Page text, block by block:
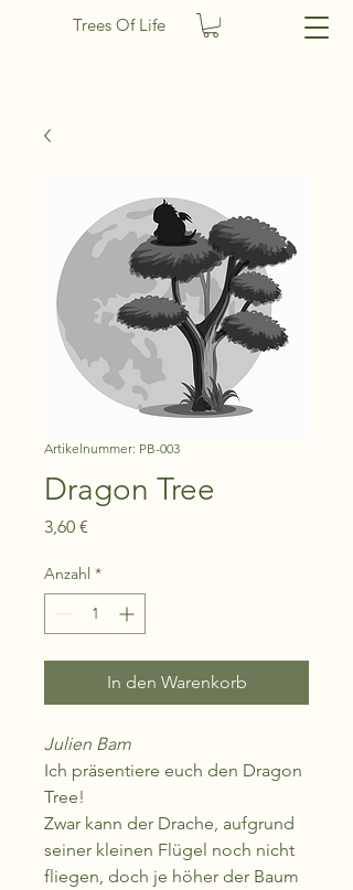
Trees Of Life
Artikelnummer: PB-003
Dragon Tree
3,60 €
Anzahl *
In den Warenkorb
Julien Bam
Ich präsentiere euch den Dragon
Tree!
Zwar kann der Drache, aufgrund
seiner kleinen Flügel noch nicht
fliegen, doch je höher der Baum